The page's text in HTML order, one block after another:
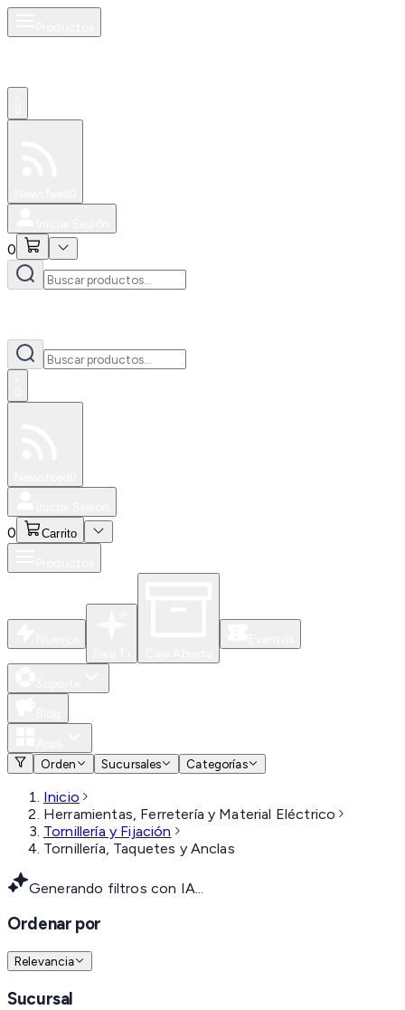
0
0 Carrito
Orden
Sucursales Categorías
Inicio
Herramientas, Ferretería y Material Eléctrico
Tornillería y Fijación
Tornillería, Taquetes y Anclas
Generando filtros con IA...
Ordenar por
Relevancia
Sucursal